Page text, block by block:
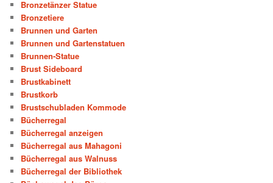
Bronzetänzer Statue
Bronzetiere
Brunnen und Garten
Brunnen und Gartenstatuen
Brunnen-Statue
Brust Sideboard
Brustkabinett
Brustkorb
Brustschubladen Kommode
Bücherregal
Bücherregal anzeigen
Bücherregal aus Mahagoni
Bücherregal aus Walnuss
Bücherregal der Bibliothek